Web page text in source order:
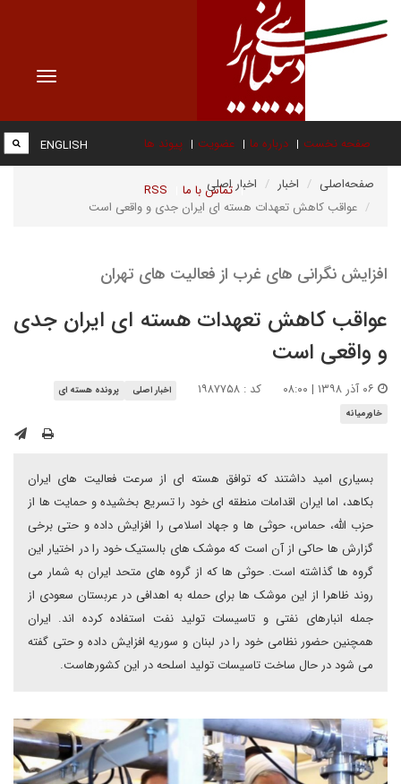
Toggle
صفحه نخست درباره ما عضویت پیوند ها
تماس با ما RSS
ENGLISH
صفحه‌اصلی اخبار
اخبار اصلی
عواقب کاهش تعهدات هسته ای ایران جدی و واقعی است
افزایش نگرانی های غرب از فعالیت های تهران
عواقب کاهش تعهدات هسته ای ایران جدی
و واقعی است
کد : ۱۹۸۷۷۵۸ اخبار اصلی
پرونده هسته ای
خاورمیانه
بسیاری امید داشتند که توافق هسته ای از سرعت فعالیت های ایران
بکاهد، اما ایران اقدامات منطقه ای خود را تسریع بخشیده و حمایت ها از
حزب الله، حماس، حوثی ها و جهاد اسلامی را افزایش داده و حتی برخی
گزارش ها حاکی از آن است که موشک های بالستیک خود را در اختیار این
گروه ها گذاشته است. حوثی ها که از گروه های متحد ایران به شمار می
روند ظاهرا از این موشک ها برای حمله به اهدافی در عربستان سعودی از
جمله انبارهای نفتی و تاسیسات تولید نفت استفاده کرده اند. ایران
همچنین حضور نظامی خود را در لبنان و سوریه افزایش داده و حتی گفته
می شود در حال ساخت تاسیسات تولید اسلحه در این کشورهاست.